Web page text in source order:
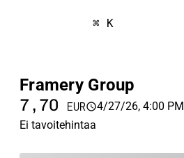
⌘ K
Framery Group
7,70 EUR
4/27/26, 4:00 PM
Ei tavoitehintaa